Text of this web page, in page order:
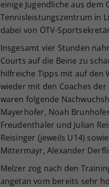
einige Jugendliche aus
Tennisleistungszentrum in
dabei von ÖTV-
Insgesamt vier Stunden
Courts auf die Beine zu
hilfreiche Tipps mit auf den
wieder mit den Coaches
waren folgende
Mayerhofer, Noah
Freudenthaler und Julian
Reisinger (jeweils U14)
Mittermayr, Alexander
Melzer zog nach den
angetan vom bereits sehr